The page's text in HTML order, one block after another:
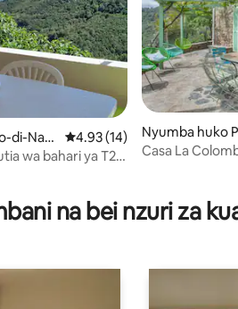
5, tathmini 13
di-Naz
Ukadiriaji wa wastani wa
4.93 (14)
wa bahari ya T2
Nyumba huko
a
Casa La
na bei nzuri za